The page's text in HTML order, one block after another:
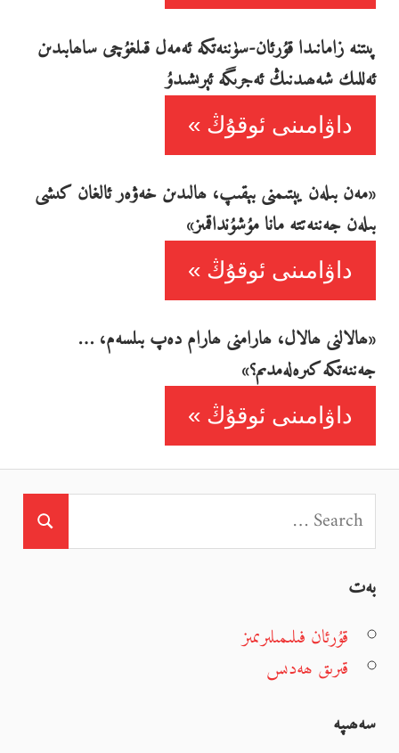
پىتنە زامانىدا قۇرئان-سۈننەتكە ئەمەل قىلغۇچى ساھابىدىن
ئەللىك شەھىدنىڭ ئەجرىگە ئېرىشىدۇ
داۋامىنى ئوقۇڭ
«مەن بىلەن يېتىمنى بېقىپ، ھالىدىن خەۋەر ئالغان كىشى
بىلەن جەننەتتە مانا مۇشۇنداقمىز»
داۋامىنى ئوقۇڭ
«ھالالنى ھالال، ھارامنى ھارام دەپ بىلسەم، …
جەننەتكە كىرەلەمدىم؟»
داۋامىنى ئوقۇڭ
بەت
قۇرئان فىلىمىلىرىمىز
قىرىق ھەدىس
سەھىپە